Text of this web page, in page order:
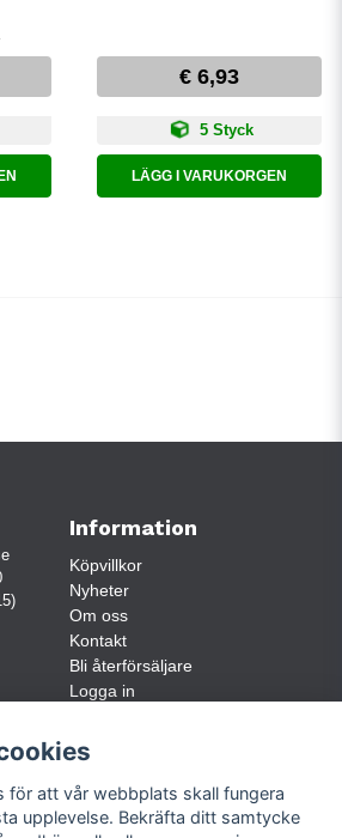
€ 6,93
5 Styck
LÄGG I VARUKORGEN
AB
Information
Köpvillkor
Nyheter
Om oss
Kontakt
Bli återförsäljare
Logga in
för att vår webbplats skall fungera
upplevelse. Bekräfta ditt samtycke